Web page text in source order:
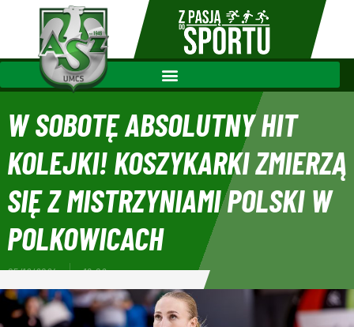
W SOBOTĘ ABSOLUTNY HIT
KOLEJKI! KOSZYKARKI ZMIERZĄ
SIĘ Z MISTRZYNIAMI POLSKI W
POLKOWICACH
05/12/2024 18:02